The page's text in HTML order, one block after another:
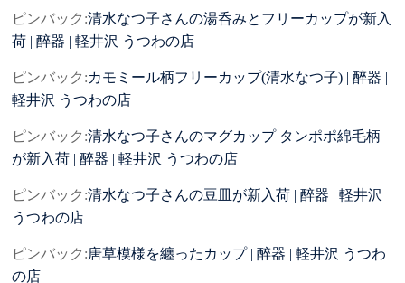
ピンバック:清水なつ子さんの湯呑みとフリーカップが新入
荷 | 醉器 | 軽井沢 うつわの店
ピンバック:カモミール柄フリーカップ(清水なつ子) | 醉器 |
軽井沢 うつわの店
ピンバック:清水なつ子さんのマグカップ タンポポ綿毛柄
が新入荷 | 醉器 | 軽井沢 うつわの店
ピンバック:清水なつ子さんの豆皿が新入荷 | 醉器 | 軽井沢
うつわの店
ピンバック:唐草模様を纏ったカップ | 醉器 | 軽井沢 うつわ
の店